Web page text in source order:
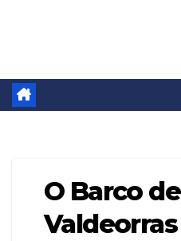
O Barco de
Valdeorras